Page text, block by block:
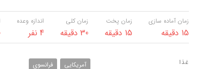
زمان آماده سازی
15 دقیقه
زمان پخت
15 دقیقه
زمان کلی
30 دقیقه
اندازه وعده
4 نفر
غذا آمریکایی
فرانسوی